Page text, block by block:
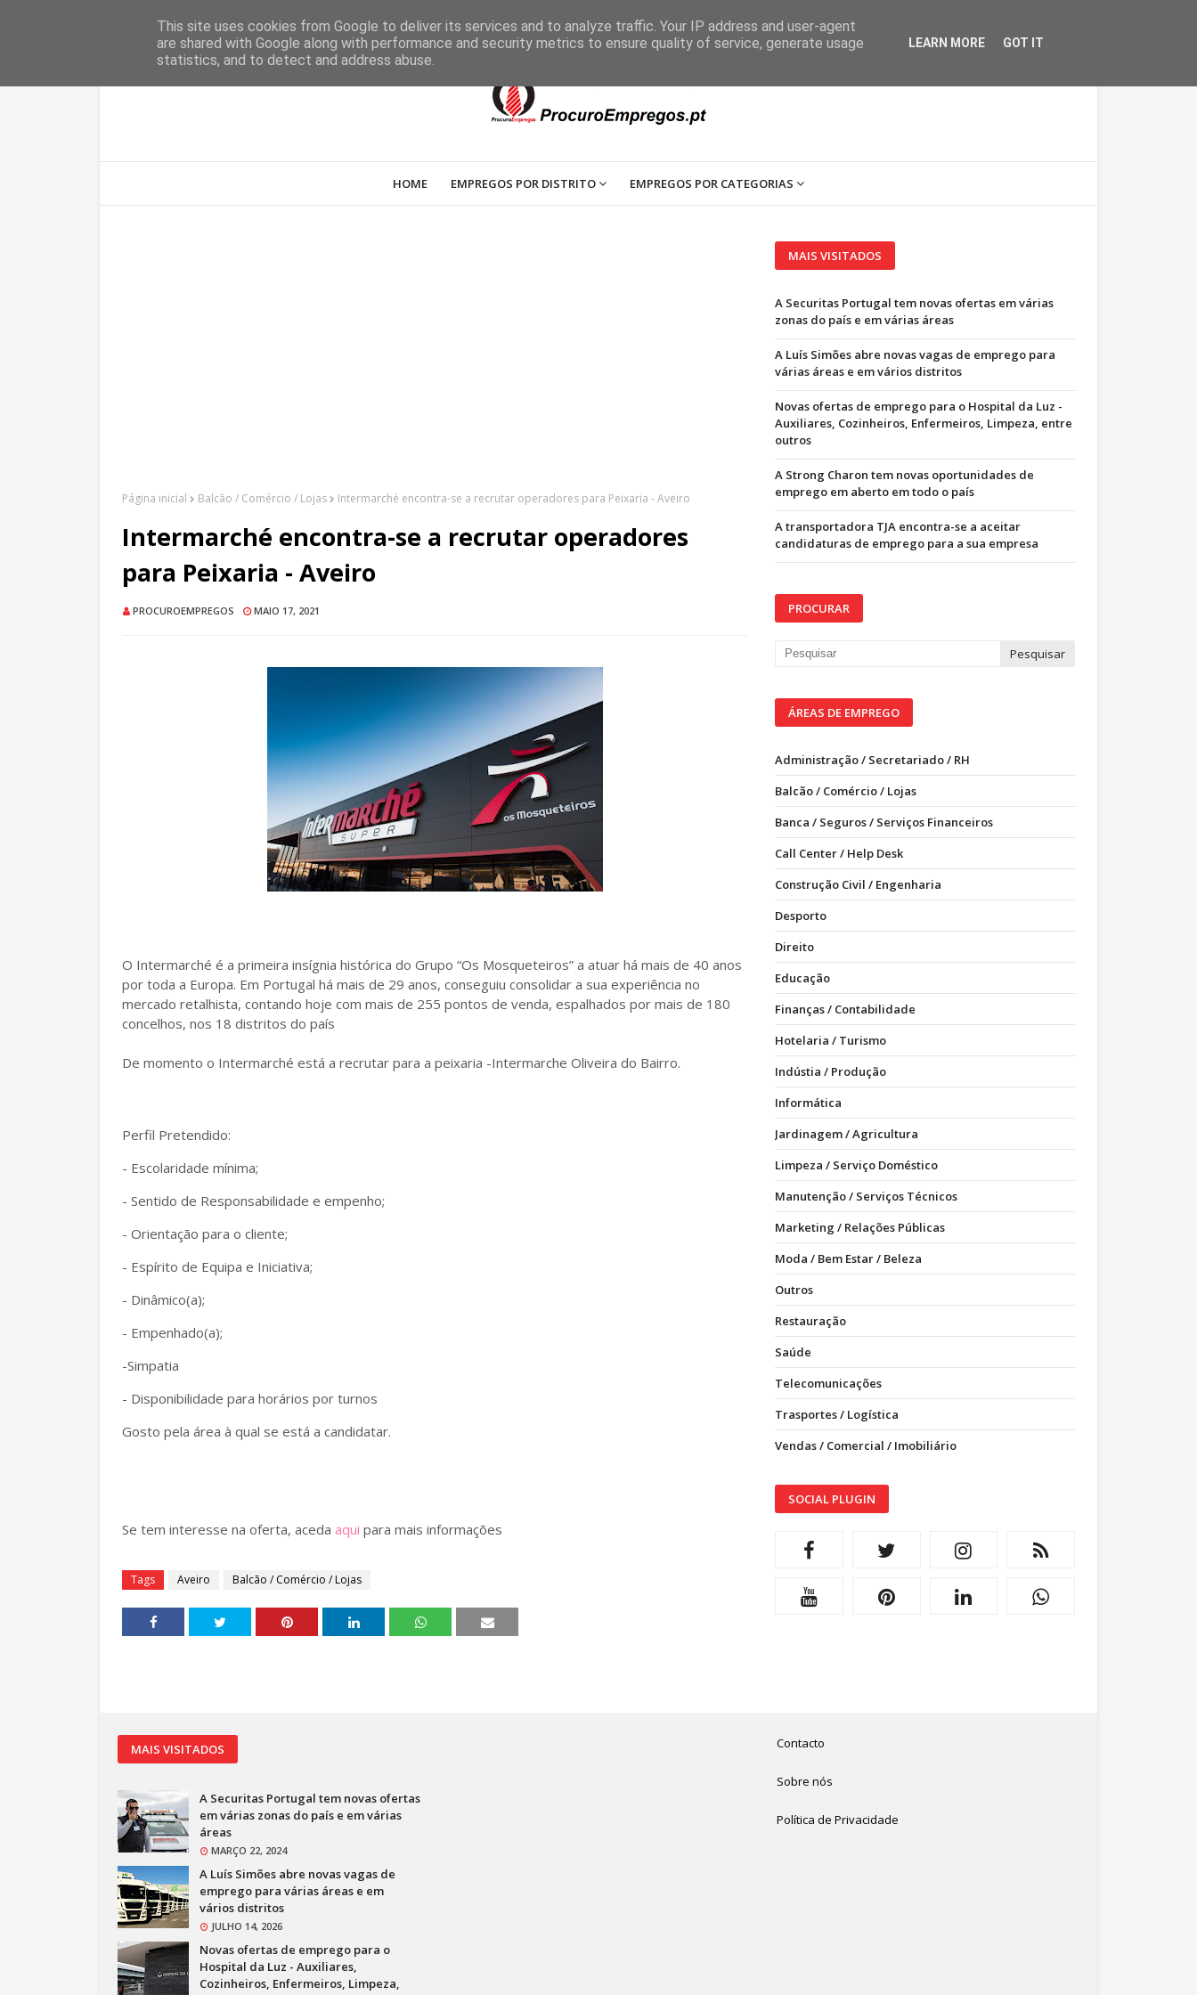
HOME EMPREGOS POR DISTRITO EMPREGOS POR CATEGORIAS
Página inicial Balcão / Comércio / Lojas Intermarché encontra-se a recrutar operadores para Peixaria - Aveiro
Intermarché encontra-se a recrutar operadores
para Peixaria - Aveiro
PROCUROEMPREGOS MAIO 17, 2021
O Intermarché é a primeira insígnia histórica do Grupo “Os Mosqueteiros” a atuar há mais de 40 anos
por toda a Europa. Em Portugal há mais de 29 anos, conseguiu consolidar a sua experiência no
mercado retalhista, contando hoje com mais de 255 pontos de venda, espalhados por mais de 180
concelhos, nos 18 distritos do país
De momento o Intermarché está a recrutar para a peixaria -Intermarche Oliveira do Bairro.
Perfil Pretendido:
- Escolaridade mínima;
- Sentido de Responsabilidade e empenho;
- Orientação para o cliente;
- Espírito de Equipa e Iniciativa;
- Dinâmico(a);
- Empenhado(a);
-Simpatia
- Disponibilidade para horários por turnos
Gosto pela área à qual se está a candidatar.
Se tem interesse na oferta, aceda aqui para mais informações
Tags Aveiro Balcão / Comércio / Lojas
MAIS VISITADOS
A Securitas Portugal tem novas ofertas em várias
zonas do país e em várias áreas
A Luís Simões abre novas vagas de emprego para
várias áreas e em vários distritos
Novas ofertas de emprego para o Hospital da Luz -
Auxiliares, Cozinheiros, Enfermeiros, Limpeza, entre
outros
A Strong Charon tem novas oportunidades de
emprego em aberto em todo o país
A transportadora TJA encontra-se a aceitar
candidaturas de emprego para a sua empresa
PROCURAR
ÁREAS DE EMPREGO
Administração / Secretariado / RH
Balcão / Comércio / Lojas
Banca / Seguros / Serviços Financeiros
Call Center / Help Desk
Construção Civil / Engenharia
Desporto
Direito
Educação
Finanças / Contabilidade
Hotelaria / Turismo
Indústia / Produção
Informática
Jardinagem / Agricultura
Limpeza / Serviço Doméstico
Manutenção / Serviços Técnicos
Marketing / Relações Públicas
Moda / Bem Estar / Beleza
Outros
Restauração
Saúde
Telecomunicações
Trasportes / Logística
Vendas / Comercial / Imobiliário
SOCIAL PLUGIN
MAIS VISITADOS
A Securitas Portugal tem novas ofertas
em várias zonas do país e em várias
áreas
MARÇO 22, 2024
A Luís Simões abre novas vagas de
emprego para várias áreas e em
vários distritos
JULHO 14, 2026
Novas ofertas de emprego para o
Hospital da Luz - Auxiliares,
Cozinheiros, Enfermeiros, Limpeza,
Contacto
Sobre nós
Política de Privacidade
This site uses cookies from Google to deliver its services and to analyze traffic. Your IP address and user-agent
are shared with Google along with performance and security metrics to ensure quality of service, generate usage
statistics, and to detect and address abuse.
LEARN MORE GOT IT